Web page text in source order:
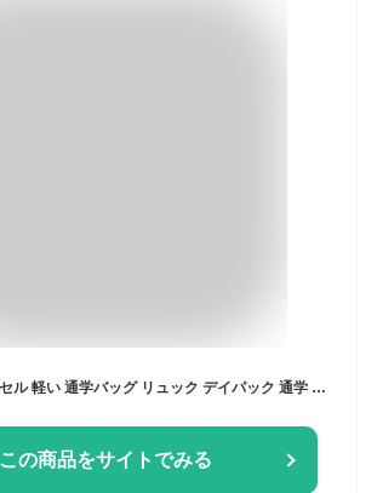
[アクシズ] ふわっセル 軽い 通学バッグ リュック デイパック 通学 バッグ 小学生 ランドセル (ブラック/ブルー)
この商品をサイトでみる